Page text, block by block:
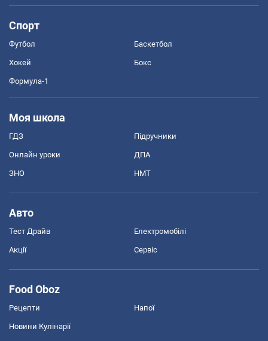
Спорт
Футбол Баскетбол
Хокей Бокс
Формула-1
Моя школа
ГДЗ Підручники
Онлайн уроки ДПА
ЗНО НМТ
Авто
Тест Драйв Електромобілі
Акції Сервіс
Food Oboz
Рецепти Напої
Новини Кулінарії